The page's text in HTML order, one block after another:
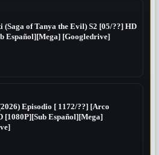
(Saga of Tanya the Evil) S2 [05/??] HD
Español][Mega] [Googledrive]
Episodio [ 1172/??] [Arco
[1080P][Sub Español][Mega]